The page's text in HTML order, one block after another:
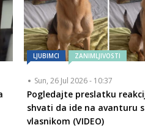
LJUBIMCI ZANIMLJIVOSTI
Sun, 26 Jul 2026 - 10:37
Pogledajte preslatku
shvati da ide na avanturu s
vlasnikom (VIDEO)